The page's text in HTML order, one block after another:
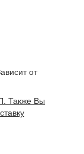
от
Также Вы